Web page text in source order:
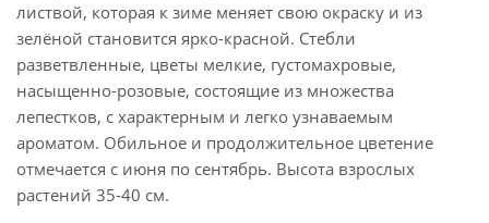
листвой, которая к зиме меняет свою окраску и из
зелёной становится ярко-красной. Стебли
разветвленные, цветы мелкие, густомахровые,
насыщенно-розовые, состоящие из множества
лепестков, с характерным и легко узнаваемым
ароматом. Обильное и продолжительное цветение
отмечается с июня по сентябрь. Высота взрослых
растений 35-40 см.